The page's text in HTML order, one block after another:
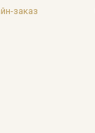
заказ